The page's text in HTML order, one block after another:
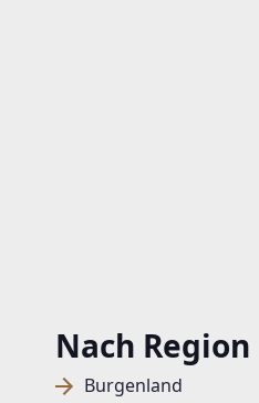
Nach Region
Burgenland